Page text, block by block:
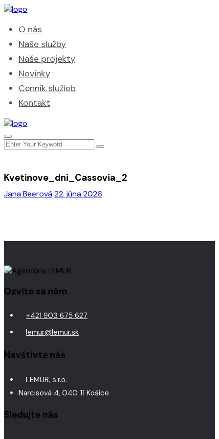
O nás
Naše služby
Naše projekty
Novinky
Cenník služieb
Kontakt
Jana Beerová22. júna 2026
Kvetinove_dni_Cassovia_2
Ozvite sa nám
+421 903 675 627
lemur@lemur.sk
Navštívte nás
LEMUR, s.r.o.
Narcisová 4, 040 11 Košice
Sledujte nás